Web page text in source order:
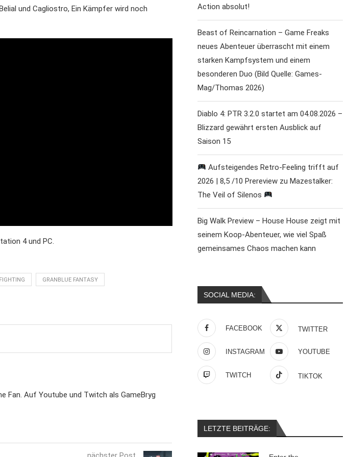
und Cagliostro, Ein Kämpfer wird noch
4 und PC.
FIGHTING GRANBLUE FANTASY
Fan. Auf Youtube und Twitch als GameBryg
Action absolut!
Beast of Reincarnation – Game Freaks
neues Abenteuer überrascht mit einem
starken Kampfsystem und einem
besonderen Duo (Bild Quelle: Games-
Mag/Thomas 2026)
Diablo 4: PTR 3.2.0 startet am 04.08.2026 –
Blizzard gewährt ersten Ausblick auf
Saison 15
Aufsteigendes Retro-Feeling trifft auf
2026 | 8,5 /10 Prereview zu Mazestalker:
The Veil of Silenos
Big Walk Preview – House House zeigt mit
seinem Koop-Abenteuer, wie viel Spaß
gemeinsames Chaos machen kann
SOCIAL MEDIA:
FACEBOOK TWITTER
INSTAGRAM YOUTUBE
TWITCH TIKTOK
LETZTE BEITRÄGE: